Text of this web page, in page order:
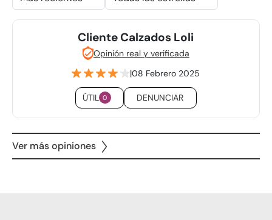
Cliente Calzados Loli
Opinión real y verificada
|08 Febrero 2025
ÚTIL 0 DENUNCIAR
Ver más opiniones